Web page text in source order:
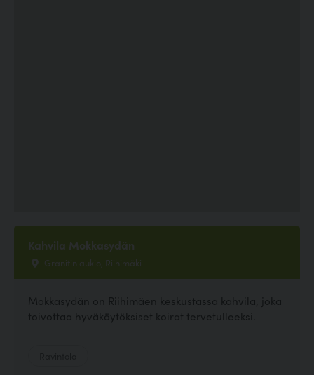
Kahvila Mokkasydän
Granitin aukio, Riihimäki
Mokkasydän on Riihimäen keskustassa kahvila, joka
toivottaa hyväkäytöksiset koirat tervetulleeksi.